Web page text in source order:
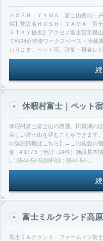
ＨＯＳＨＩＹＡＭＡ 富士山麓の一
供】施設名ＨＯＳＨＩＹＡＭＡ 富
ＳＴＡＹ提供】アクセス富士宮市
で約24分特徴ワークスペース・冷蔵
おります。ペット可。評価・料金レ
休暇村富士｜ペット
休暇村富士富士山の西麓、田貫湖の
美しい富士山を望むことができます
の詳細情報はこちら】→この施設の
価 : 4.17 / 5（合計 : 24件）施設基本
L : 0544-54-5200FAX : 0544-54-...
富士ミルクランド高
富士ミルクランド ファームイン富